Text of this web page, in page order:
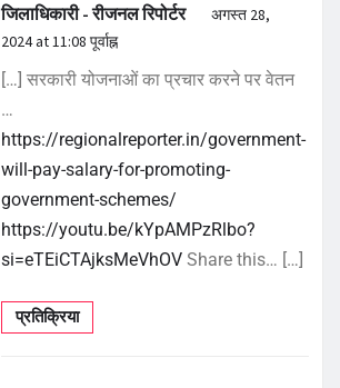
जिलाधिकारी - रीजनल रिपोर्टर
अगस्त 28,
2024 at 11:08 पूर्वाह्न
[…] सरकारी योजनाओं का प्रचार करने पर वेतन
…
https://regionalreporter.in/government-
will-pay-salary-for-promoting-
government-schemes/
https://youtu.be/kYpAMPzRlbo?
si=eTEiCTAjksMeVhOV Share this… […]
प्रतिक्रिया